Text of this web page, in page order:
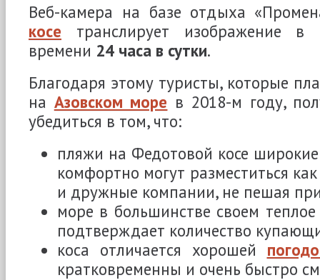
Веб-камера на базе отдыха
косе транслирует изображение в
времени 24 часа в сутки.
Благодаря этому туристы, которые
на Азовском море в 2018-м году,
убедиться в том, что:
пляжи на Федотовой косе
комфортно могут разместиться
и дружные компании, не пешая
море в большинстве своем
подтверждает количество
коса отличается хорошей
кратковременны и очень быстро